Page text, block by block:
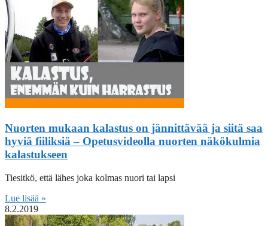
Nuorten mukaan kalastus on jännittävää ja siitä saa
hyviä fiiliksiä – Opetusvideolla nuorten näkökulmia
kalastukseen
Tiesitkö, että lähes joka kolmas nuori tai lapsi
Lue lisää »
8.2.2019